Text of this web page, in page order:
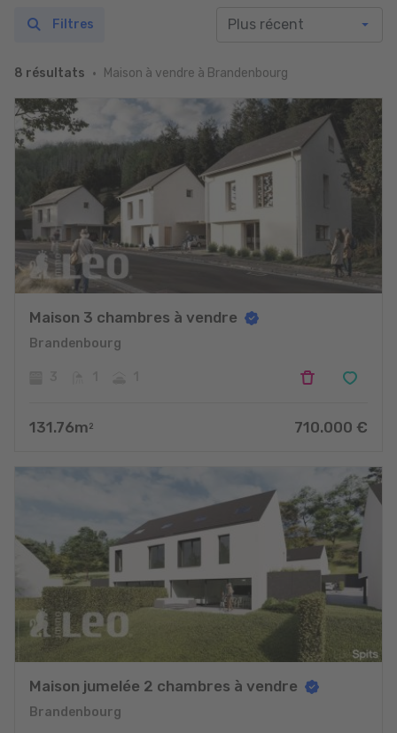
8 résultats Maison à vendre à Brandenbourg
Filtres
Maison 3 chambres à vendre
Brandenbourg
131.76m 2 710.000 €
Maison jumelée 2 chambres à vendre
Brandenbourg